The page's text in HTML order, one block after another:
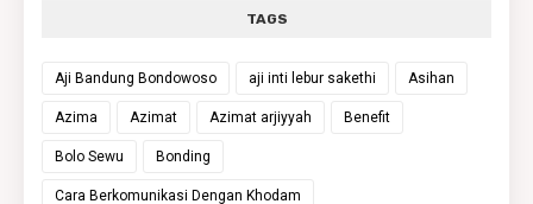
TAGS
Aji Bandung Bondowoso aji inti lebur sakethi Asihan
Azima Azimat Azimat arjiyyah Benefit
Bolo Sewu Bonding
Cara Berkomunikasi Dengan Khodam